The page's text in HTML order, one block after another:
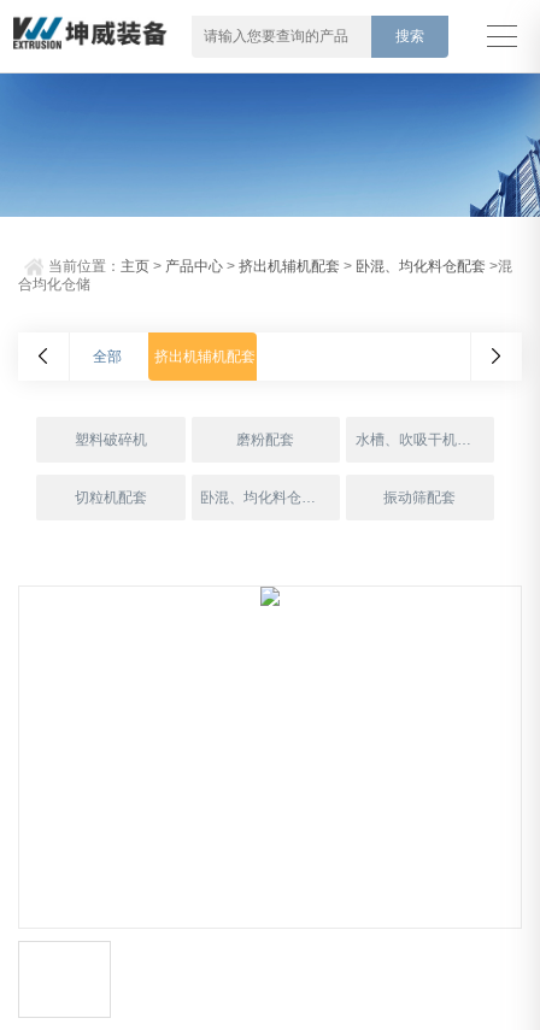
当前位置： 主页 > 产品中心 >挤出机辅机配套 > 卧混、均化料仓配套 >混
合均化仓储
全部 挤出机辅机配套
塑料破碎机 磨粉配套 水槽、吹吸干机配套
切粒机配套 卧混、均化料仓配套 振动筛配套